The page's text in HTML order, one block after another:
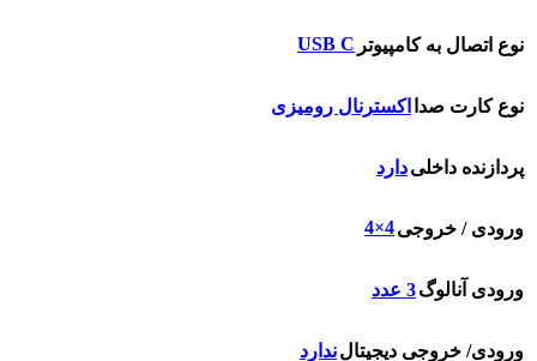
نوع اتصال به کامپیوتر USB C
نوع کارت صدا اکسترنال رومیزی
پردازنده داخلیدارد
ورودی / خروجی4×4
ورودی آنالوگ3 عدد
ورودی/ خروجی دیجیتالندارد